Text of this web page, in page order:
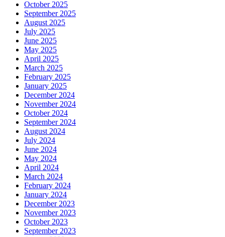
October 2025
September 2025
August 2025
July 2025
June 2025
May 2025
April 2025
March 2025
February 2025
January 2025
December 2024
November 2024
October 2024
September 2024
August 2024
July 2024
June 2024
May 2024
April 2024
March 2024
February 2024
January 2024
December 2023
November 2023
October 2023
September 2023